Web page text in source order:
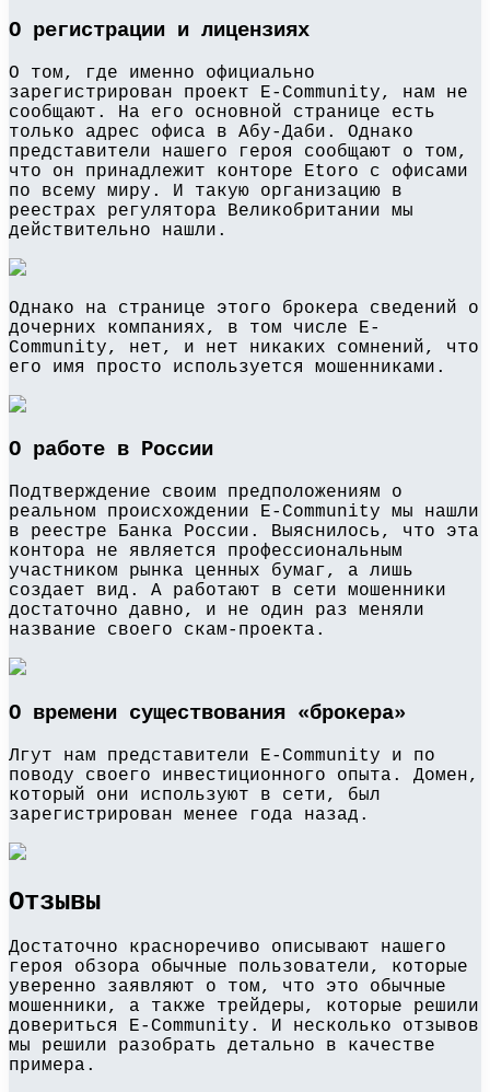
О регистрации и лицензиях
О том, где именно официально
зарегистрирован проект E-Community, нам не
сообщают. На его основной странице есть
только адрес офиса в Абу-Даби. Однако
представители нашего героя сообщают о том,
что он принадлежит конторе Etoro с офисами
по всему миру. И такую организацию в
реестрах регулятора Великобритании мы
действительно нашли.
Однако на странице этого брокера сведений о
дочерних компаниях, в том числе E-
Community, нет, и нет никаких сомнений, что
его имя просто используется мошенниками.
О работе в России
Подтверждение своим предположениям о
реальном происхождении E-Community мы нашли
в реестре Банка России. Выяснилось, что эта
контора не является профессиональным
участником рынка ценных бумаг, а лишь
создает вид. А работают в сети мошенники
достаточно давно, и не один раз меняли
название своего скам-проекта.
О времени существования «брокера»
Лгут нам представители E-Community и по
поводу своего инвестиционного опыта. Домен,
который они используют в сети, был
зарегистрирован менее года назад.
Отзывы
Достаточно красноречиво описывают нашего
героя обзора обычные пользователи, которые
уверенно заявляют о том, что это обычные
мошенники, а также трейдеры, которые решили
довериться E-Community. И несколько отзывов
мы решили разобрать детально в качестве
примера.